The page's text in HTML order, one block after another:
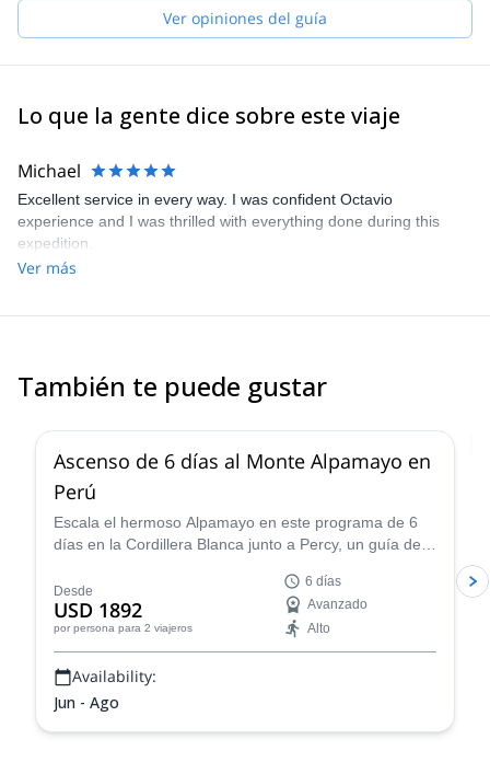
Ver opiniones del guía
Lo que la gente dice sobre este viaje
Michael
Excellent service in every way. I was confident Octavio
experience and I was thrilled with everything done during this
expedition.
Ver más
También te puede gustar
Ascenso de 6 días al Monte Alpamayo en
Perú
Escala el hermoso Alpamayo en este programa de 6
días en la Cordillera Blanca junto a Percy, un guía de
experiencia de montañismo fantástica!
Desde
USD 1892
por persona para 2 viajeros
6 días
Avanzado
Alto
Availability:
Jun - Ago